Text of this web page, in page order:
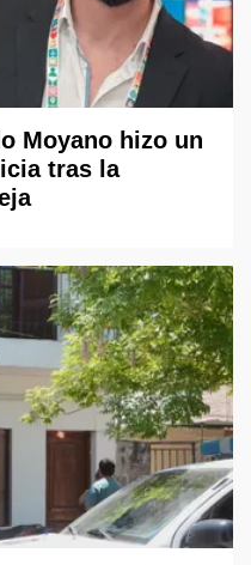
Moyano hizo un
tras la